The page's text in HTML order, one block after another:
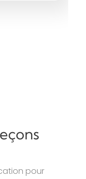
pour